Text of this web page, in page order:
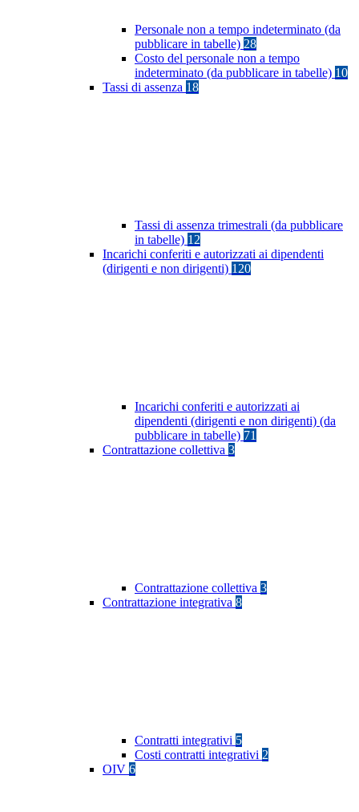
Personale non a tempo indeterminato (da
pubblicare in tabelle) 28
Costo del personale non a tempo
indeterminato (da pubblicare in tabelle) 10
Tassi di assenza 18
Tassi di assenza trimestrali (da pubblicare
in tabelle) 12
Incarichi conferiti e autorizzati ai dipendenti
(dirigenti e non dirigenti) 120
Incarichi conferiti e autorizzati ai
dipendenti (dirigenti e non dirigenti) (da
pubblicare in tabelle) 71
Contrattazione collettiva 3
Contrattazione collettiva 3
Contrattazione integrativa 8
Contratti integrativi 5
Costi contratti integrativi 2
OIV 6